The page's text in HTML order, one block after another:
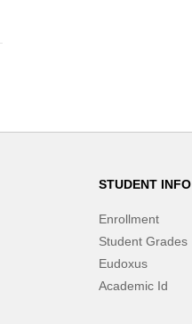
STUDENT INFO
Enrollment
Student Grades
Eudoxus
Academic Id